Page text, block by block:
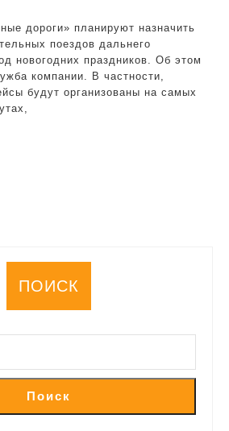
поездов
в
дороги» планируют назначить
поездов дальнего
новогодних праздников. Об этом
компании. В частности,
будут организованы на самых
ПОИСК
Поиск